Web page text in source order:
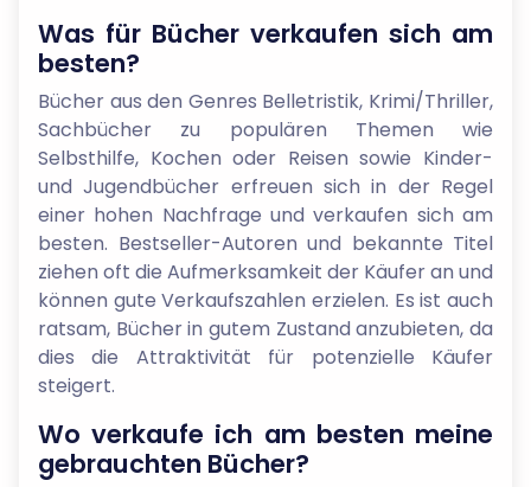
Was für Bücher verkaufen sich am
besten?
Bücher aus den Genres Belletristik, Krimi/Thriller,
Sachbücher zu populären Themen wie
Selbsthilfe, Kochen oder Reisen sowie Kinder-
und Jugendbücher erfreuen sich in der Regel
einer hohen Nachfrage und verkaufen sich am
besten. Bestseller-Autoren und bekannte Titel
ziehen oft die Aufmerksamkeit der Käufer an und
können gute Verkaufszahlen erzielen. Es ist auch
ratsam, Bücher in gutem Zustand anzubieten, da
dies die Attraktivität für potenzielle Käufer
steigert.
Wo verkaufe ich am besten meine
gebrauchten Bücher?